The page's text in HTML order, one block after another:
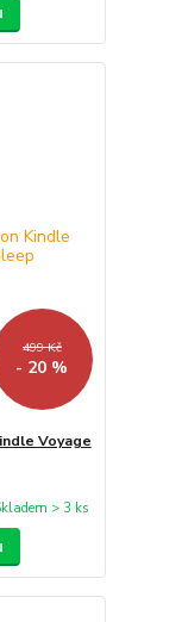
499 Kč
- 20 %
Voyage
> 3 ks